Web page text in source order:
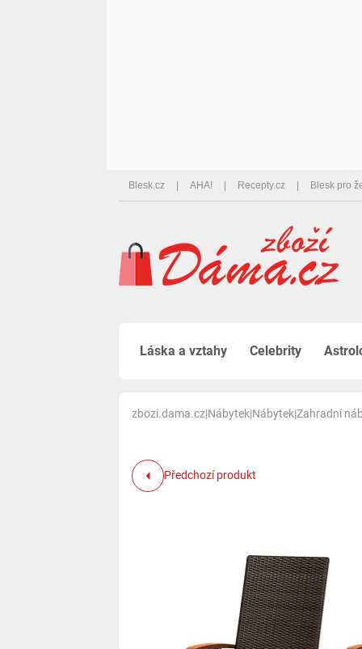
Blesk.cz AHA! Recepty.cz Blesk pro
Láska a vztahy Celebrity
zbozi.dama.cz|Nábytek|Nábytek|Zahradní
Předchozí produkt